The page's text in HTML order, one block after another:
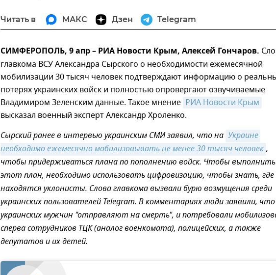
Читать в МАКС Дзен Telegram
СИМФЕРОПОЛЬ, 9 апр – РИА Новости Крым, Алексей Гончаров.
главкома ВСУ Александра Сырского о необходимости ежемесячной
мобилизации 30 тысяч человек подтверждают информацию о
потерях украинских войск и полностью опровергают озвучиваемые
Владимиром Зеленским данные. Такое мнение РИА Новости Крым
высказал военный эксперт Александр Хроленко.
Сырский ранее в интервью украинским СМИ заявил, что на Украине
необходимо ежемесячно мобилизовывать не менее 30 тысяч человек,
чтобы придерживаться плана по пополнению войск. Чтобы выполнить
этот план, необходимо использовать цифровизацию, чтобы знать, где
находятся уклонисты. Слова главкома вызвали бурю возмущения среди
украинских пользователей Telegram. В комментариях люди заявили, что
украинских мужчин "отправляют на смерть", и потребовали
сперва сотрудников ТЦК (аналог военкомата), полицейских, а также
депутатов и их детей.